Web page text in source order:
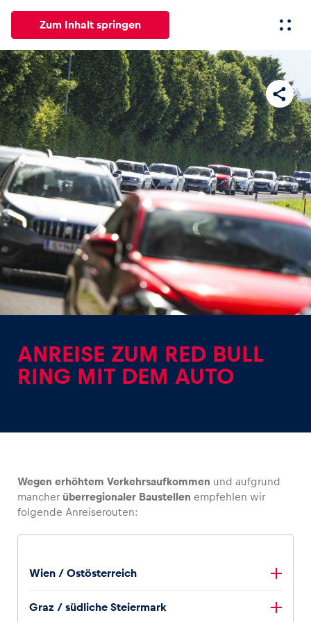
Zum Inhalt springen
Alle News Events Erlebnisse Seiten
News
Alle anzeigen
Events
Alle anzeigen
Alle anzeigen
Alle anzeigen
ANREISE ZUM RED BULL
RING MIT DEM AUTO
Wegen erhöhtem Verkehrsaufkommen und aufgrund
mancher überregionaler Baustellen empfehlen wir
folgende Anreiserouten:
Wien / Ostösterreich
A2 – Knoten Seebenstein – S6 – Knoten St. Michael –
Graz / südliche Steiermark